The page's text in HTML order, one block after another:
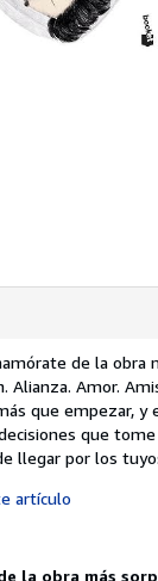
de la
Alianza. Amor.
que empezar, y
que
llegar por los
artículo
la obra más